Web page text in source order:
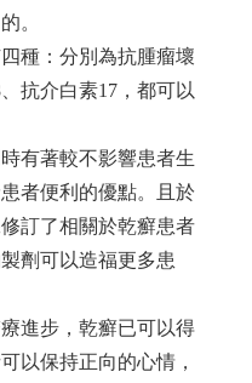
。
種：分別為抗腫瘤壞
抗介白素17，都可以
有著較不影響患者生
者便利的優點。且於
訂了相關於乾癬患者
劑可以造福更多患
進步，乾癬已可以得
以保持正向的心情，